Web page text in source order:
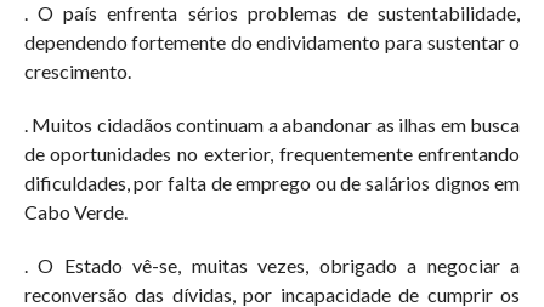
. O país enfrenta sérios problemas de sustentabilidade,
dependendo fortemente do endividamento para sustentar o
crescimento.
. Muitos cidadãos continuam a abandonar as ilhas em busca
de oportunidades no exterior, frequentemente enfrentando
dificuldades, por falta de emprego ou de salários dignos em
Cabo Verde.
. O Estado vê-se, muitas vezes, obrigado a negociar a
reconversão das dívidas, por incapacidade de cumprir os